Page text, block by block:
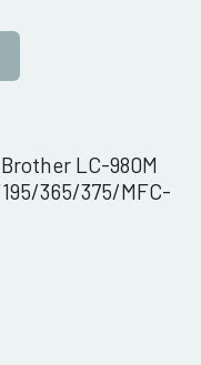
LC-980M
365/375/MFC-